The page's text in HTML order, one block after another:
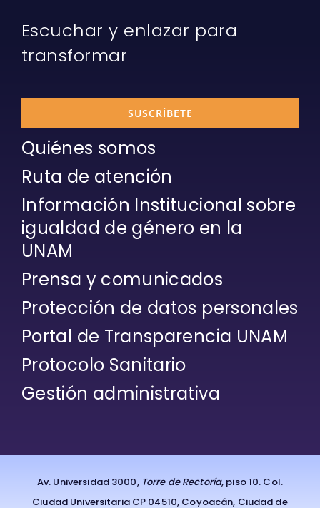
Escuchar y enlazar para
transformar
SUSCRÍBETE
Quiénes somos
Ruta de atención
Información Institucional sobre
igualdad de género en la
UNAM
Prensa y comunicados
Protección de datos personales
Portal de Transparencia UNAM
Protocolo Sanitario
Gestión administrativa
Av. Universidad 3000, Torre de Rectoría, piso 10. Col.
Ciudad Universitaria CP 04510, Coyoacán, Ciudad de